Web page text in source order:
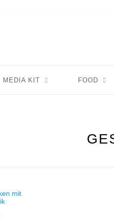
MEDIA KIT FOOD